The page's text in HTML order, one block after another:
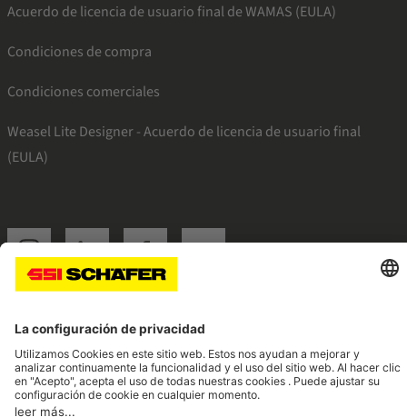
Acuerdo de licencia de usuario final de WAMAS (EULA)
Condiciones de compra
Condiciones comerciales
Weasel Lite Designer - Acuerdo de licencia de usuario final
(EULA)
SSI instagramSSI linkedinSSI facebook
Navigate to home page